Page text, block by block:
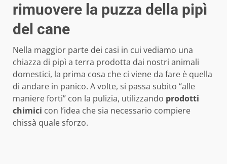
rimuovere la puzza della pipì
del cane
Nella maggior parte dei casi in cui vediamo una
chiazza di pipì a terra prodotta dai nostri animali
domestici, la prima cosa che ci viene da fare è quella
di andare in panico. A volte, si passa subito “alle
maniere forti” con la pulizia, utilizzando prodotti
chimici con l’idea che sia necessario compiere
chissà quale sforzo.